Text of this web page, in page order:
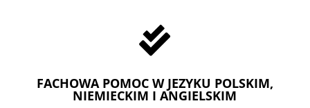

FACHOWA POMOC W JEZYKU POLSKIM,
NIEMIECKIM I ANGIELSKIM